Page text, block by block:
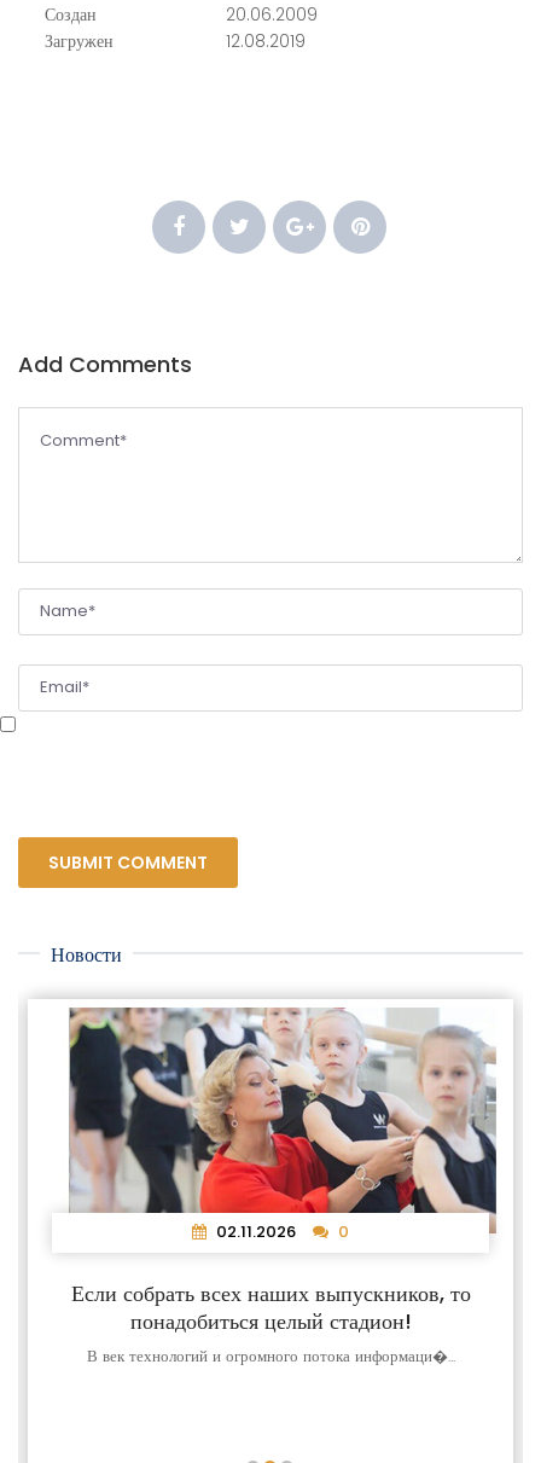
Создан
20.06.2009
Загружен
12.08.2019
Add Comments
Новости
02.11.2026 0
Если собрать всех наших выпускников, то
понадобиться целый стадион!
В век технологий и огромного потока информаци�...